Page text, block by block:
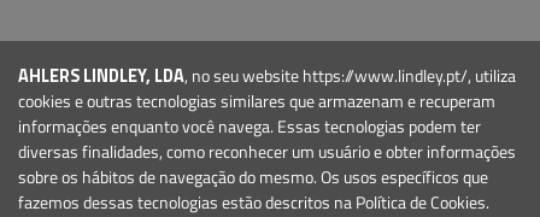
AHLERS LINDLEY, LDA, no seu website https://www.lindley.pt/, utiliza
cookies e outras tecnologias similares que armazenam e recuperam
informações enquanto você navega. Essas tecnologias podem ter
diversas finalidades, como reconhecer um usuário e obter informações
sobre os hábitos de navegação do mesmo. Os usos específicos que
fazemos dessas tecnologias estão descritos na Política de Cookies.
PRODUTOS
Marinas e Portos de Recreio
Sinalização Marítima
CONTACTO
E.:geral@lindley.pt
T.: +351 214 692 024